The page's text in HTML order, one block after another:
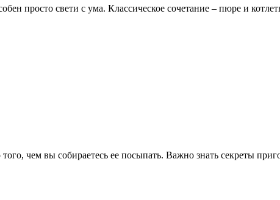
просто свети с ума. Классическое сочетание – пюре и
чем вы собираетесь ее посыпать. Важно знать секреты